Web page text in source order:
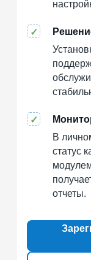
✓
✓
В
статус
отчеты.